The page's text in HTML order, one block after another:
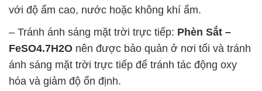
với độ ẩm cao, nước hoặc không khí ẩm.
– Tránh ánh sáng mặt trời trực tiếp: Phèn Sắt –
FeSO4.7H2O nên được bảo quản ở nơi tối và tránh
ánh sáng mặt trời trực tiếp để tránh tác động oxy
hóa và giảm độ ổn định.